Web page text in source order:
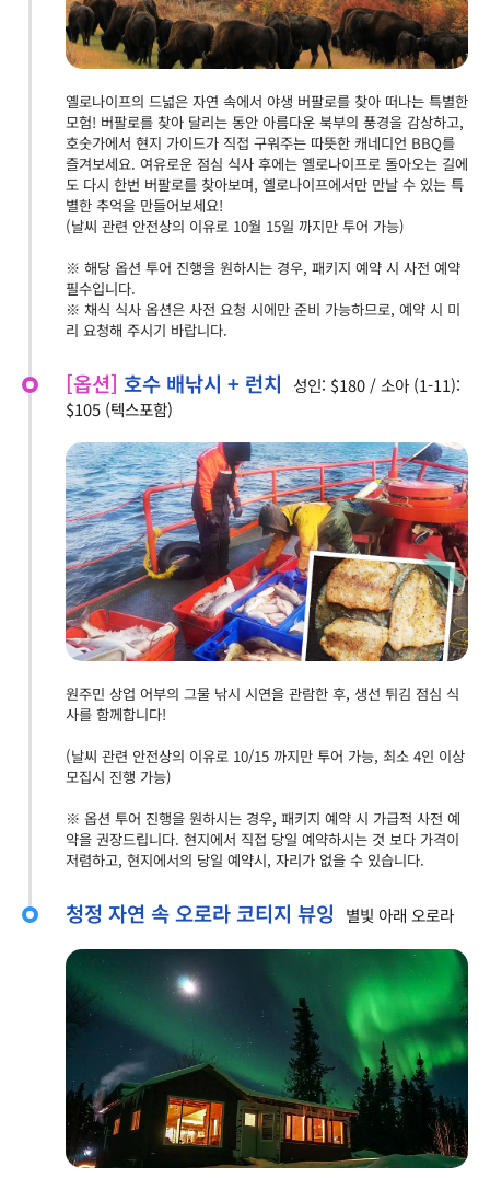
옐로나이프의 드넓은 자연 속에서 야생 버팔로를 찾아 떠나는 특별한
모험! 버팔로를 찾아 달리는 동안 아름다운 북부의 풍경을 감상하고,
호숫가에서 현지 가이드가 직접 구워주는 따뜻한 캐네디언 BBQ를
즐겨보세요. 여유로운 점심 식사 후에는 옐로나이프로 돌아오는 길에
도 다시 한번 버팔로를 찾아보며, 옐로나이프에서만 만날 수 있는 특
별한 추억을 만들어보세요!
(날씨 관련 안전상의 이유로 10월 15일 까지만 투어 가능)
※ 해당 옵션 투어 진행을 원하시는 경우, 패키지 예약 시 사전 예약
필수입니다.
※ 채식 식사 옵션은 사전 요청 시에만 준비 가능하므로, 예약 시 미
리 요청해 주시기 바랍니다.
[옵션] 호수 배낚시 + 런치
성인: $180 / 소아 (1-11):
$105 (텍스포함)
원주민 상업 어부의 그물 낚시 시연을 관람한 후, 생선 튀김 점심 식
사를 함께합니다!
(날씨 관련 안전상의 이유로 10/15 까지만 투어 가능, 최소 4인 이상
모집시 진행 가능)
※ 옵션 투어 진행을 원하시는 경우, 패키지 예약 시 가급적 사전 예
약을 권장드립니다. 현지에서 직접 당일 예약하시는 것 보다 가격이
저렴하고, 현지에서의 당일 예약시, 자리가 없을 수 있습니다.
청정 자연 속 오로라 코티지 뷰잉 별빛 아래 오로라